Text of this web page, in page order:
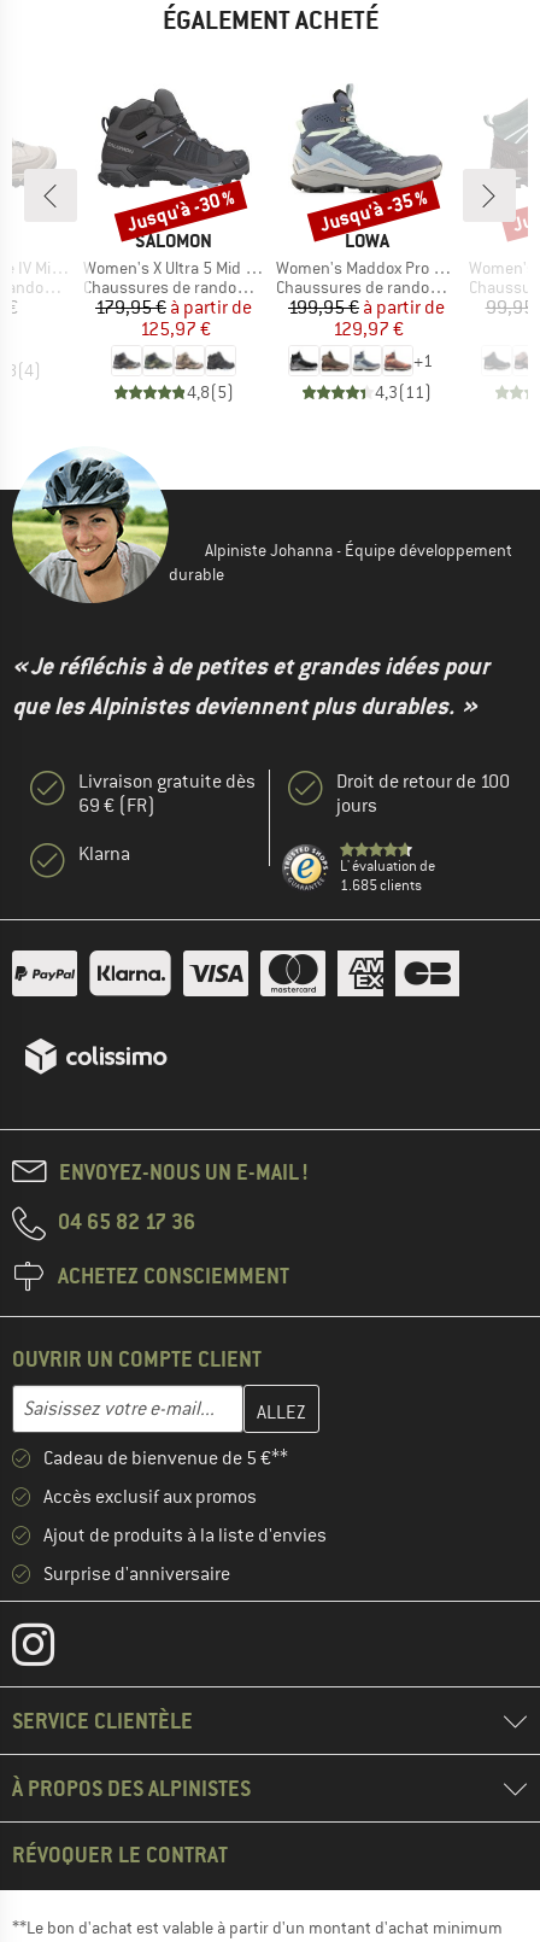
ÉGALEMENT ACHETÉ
Mid WP
€
(4)
MARQUE
SALOMON
Article
Women's X Ultra 5 Mid GORE-TEX
Product group
Chaussures de randonnée
Prix
179,95 € Prix réduit
à partir de
125,97 €
4,8(5)
Remise
Jusqu'à -30 %
MARQUE
LOWA
Article
Women's Maddox Pro GTX Mid
Product group
Chaussures de randonnée
Prix
199,95 € Prix réduit
à partir de
129,97 €
+1
4,3(11)
Remise
Jusqu'à -35 %
Article
Women's Rigel Mid
Product
99,95
Alpiniste Johanna - Équipe développement
durable
« Je réfléchis à de petites et grandes idées pour
que les Alpinistes deviennent plus durables. »
Livraison gratuite dès
69 € (FR)
Klarna
Droit de retour de 100
jours
L' évaluation de
1.685 clients
ENVOYEZ-NOUS UN E-MAIL !
04 65 82 17 36
ACHETEZ CONSCIEMMENT
OUVRIR UN COMPTE CLIENT
Adresse e-mail
Entrez votre adresse e-mail ici et créez votre compte client à la
Cadeau de bienvenue de 5 €**
Accès exclusif aux promos
Ajout de produits à la liste d'envies
Surprise d'anniversaire
SERVICE CLIENTÈLE
À PROPOS DES ALPINISTES
RÉVOQUER LE CONTRAT
**Le bon d'achat est valable à partir d'un montant d'achat minimum